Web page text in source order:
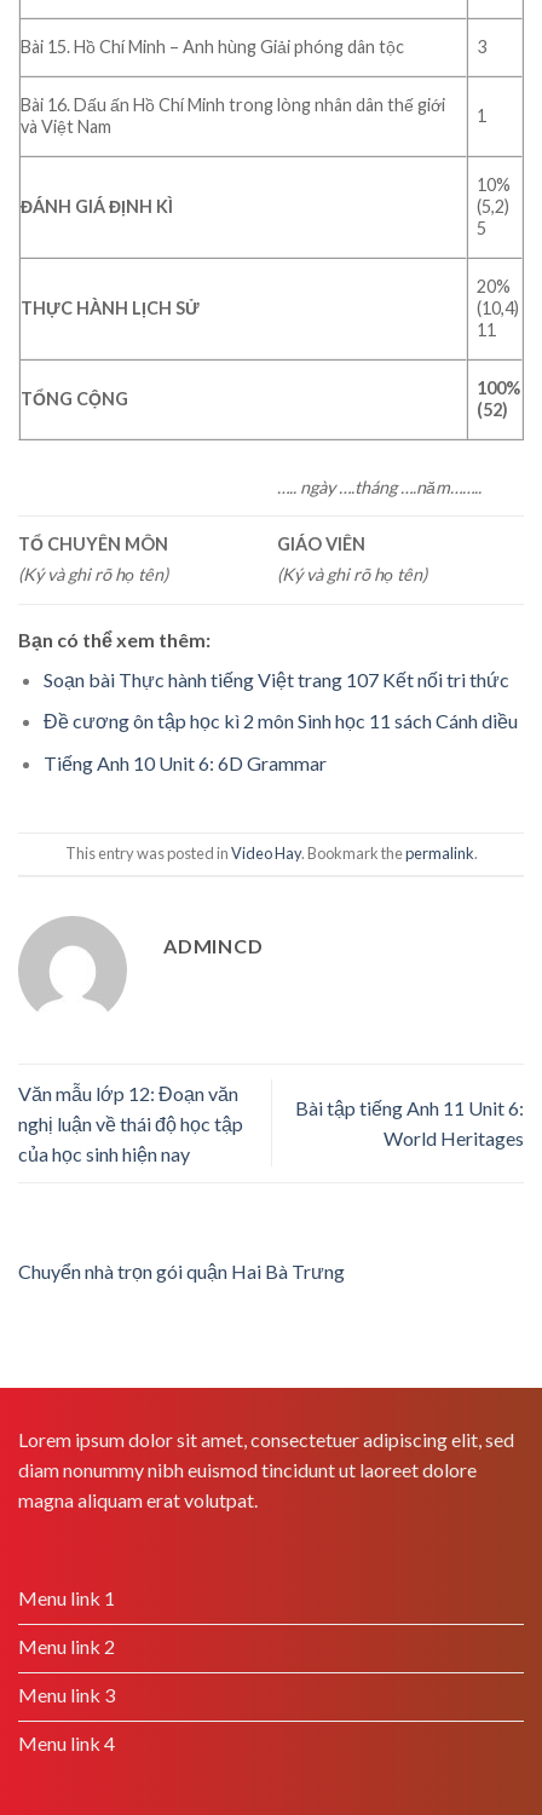
Bài 15. Hồ Chí Minh – Anh hùng Giải phóng dân tộc 3
Bài 16. Dấu ấn Hồ Chí Minh trong lòng nhân dân thế giới
và Việt Nam
1
ĐÁNH GIÁ ĐỊNH KÌ
10%
(5,2)
5
THỰC HÀNH LỊCH SỬ
20%
(10,4)
11
TỔNG CỘNG
100%
(52)
….. ngày ….tháng ….năm……..
TỔ CHUYÊN MÔN
(Ký và ghi rõ họ tên)
GIÁO VIÊN
(Ký và ghi rõ họ tên)
Bạn có thể xem thêm:
Soạn bài Thực hành tiếng Việt trang 107 Kết nối tri thức
Đề cương ôn tập học kì 2 môn Sinh học 11 sách Cánh diều
Tiếng Anh 10 Unit 6: 6D Grammar
This entry was posted inVideo Hay. Bookmark thepermalink.
ADMINCD
Văn mẫu lớp 12: Đoạn văn
nghị luận về thái độ học tập
của học sinh hiện nay
Bài tập tiếng Anh 11 Unit 6:
World Heritages
Chuyển nhà trọn gói quận Hai Bà Trưng
Lorem ipsum dolor sit amet, consectetuer adipiscing elit, sed
diam nonummy nibh euismod tincidunt ut laoreet dolore
magna aliquam erat volutpat.
Menu link 1
Menu link 2
Menu link 3
Menu link 4